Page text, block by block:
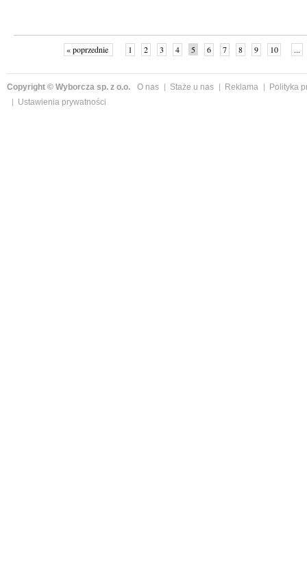
« poprzednie 1 2 3 4 5 6 7 8 9 10 ...
Copyright © Wyborcza sp. z o.o. O nas Staże u nas Reklama
Polityka
Ustawienia prywatności